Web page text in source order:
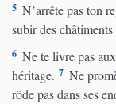
5 N’arrête pas ton
subir des châtiments
6 Ne te livre pas
héritage. 7 Ne
rôde pas dans ses